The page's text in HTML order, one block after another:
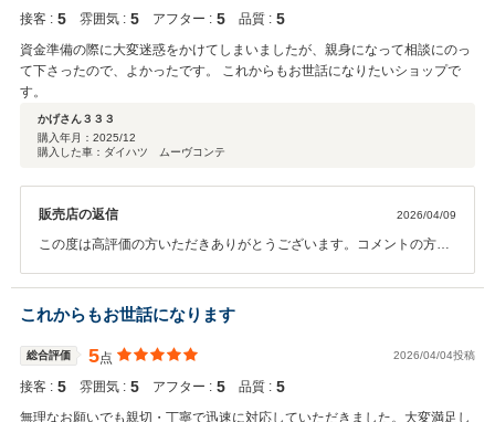
接客 : 5 雰囲気 : 5 アフター : 5 品質 : 5
資金準備の際に大変迷惑をかけてしまいましたが、親身になって相談にのっ
て下さったので、よかったです。 これからもお世話になりたいショップで
す。
かげさん３３３
購入年月： 2025/12
購入した車：ダイハツ ムーヴコンテ
販売店の返信 2026/04/09
この度は高評価の方いただきありがとうございます。コメントの方も
ただければと思います。スタッフ一同誠意をもって対応させていただ
きますので何卒よろしくお願い致します。
これからもお世話になります
総合評価 5点 2026/04/04投稿
接客 : 5 雰囲気 : 5 アフター : 5 品質 : 5
無理なお願いでも親切・丁寧で迅速に対応していただきました。大変満足し